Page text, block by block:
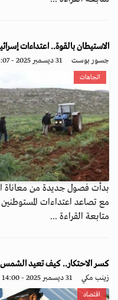
الاستيطان بالقوة.. اعتداءات
جسور بوست 31 ديسمبر 2025 - 14:07
اتجاهات
بدأت فصول جديدة من معاناة
مع تصاعد اعتداءات
متابعة القراءة ...
كسر الاحتكار.. كيف تعيد الشمس
زينب مكي 31 ديسمبر 2025 - 14:00
اقتصاد